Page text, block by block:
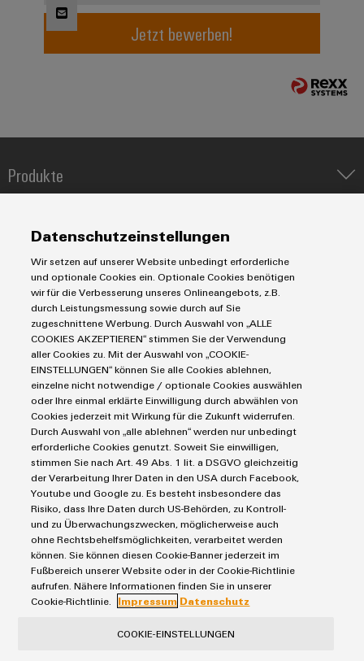
Gehäuse
Kundenspezifische
Ihre Industrie.
Industrial
Connectivity.
Weidmüller
Configurator
Digital
Engineering
neuen Niveau
‒ intuitiv,
schnell
Jetzt bewerben!
Produkte
Koppelrelais
Leiterplattensteckverbinder und Leiterplattenklemmen
Markierungssysteme
Reihenklemmen
Stromversorgungen
Industrial IoT
Industrial Security
Single Pair Ethernet
Smart Metering
SNAP IN Anschlusstechnologie
Workplace Solutions
Service
Connectivity Consulting
eShop / Digitale Bestellmöglichkeiten
Engineering-Daten
PCB Connector Services
Support Center
Technische Produktkataloge
Weidmüller Configurator
Industrien
Datencenter
Gerätehersteller
Maschinenbau
Photovoltaik
Wasserstoff
Weidmüller Industry Match
Windenergie
Impressum
Einkaufs- /Lieferanteninformationen
Datenschutzerklärung
Cookie Richtlinie
Cookie Einstellungen
Weidmüller GmbH & Co KG
Klingenbergstraße 26
32758 Detmold
Tel.: +49 5231 14-280
Datenschutzeinstellungen
Wir setzen auf unserer Website unbedingt erforderliche
und optionale Cookies ein. Optionale Cookies benötigen
wir für die Verbesserung unseres Onlineangebots, z.B.
durch Leistungsmessung sowie durch auf Sie
zugeschnittene Werbung. Durch Auswahl von „ALLE
COOKIES AKZEPTIEREN“ stimmen Sie der Verwendung
aller Cookies zu. Mit der Auswahl von „COOKIE-
EINSTELLUNGEN“ können Sie alle Cookies ablehnen,
einzelne nicht notwendige / optionale Cookies auswählen
oder Ihre einmal erklärte Einwilligung durch abwählen von
Cookies jederzeit mit Wirkung für die Zukunft widerrufen.
Durch Auswahl von „alle ablehnen“ werden nur unbedingt
erforderliche Cookies genutzt. Soweit Sie einwilligen,
stimmen Sie nach Art. 49 Abs. 1 lit. a DSGVO gleichzeitig
der Verarbeitung Ihrer Daten in den USA durch Facebook,
Youtube und Google zu. Es besteht insbesondere das
Risiko, dass Ihre Daten durch US-Behörden, zu Kontroll-
und zu Überwachungszwecken, möglicherweise auch
ohne Rechtsbehelfsmöglichkeiten, verarbeitet werden
können. Sie können diesen Cookie-Banner jederzeit im
Fußbereich unserer Website oder in der Cookie-Richtlinie
aufrufen. Nähere Informationen finden Sie in unserer
Cookie-Richtlinie.
Impressum Datenschutz
COOKIE-EINSTELLUNGEN